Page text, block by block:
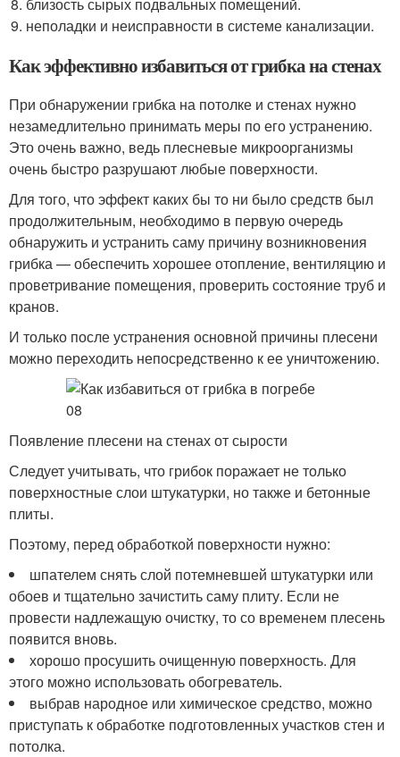
неполадки и неисправности в системе канализации.
Как эффективно избавиться от грибка на стенах
При обнаружении грибка на потолке и стенах нужно
незамедлительно принимать меры по его устранению.
Это очень важно, ведь плесневые микроорганизмы
очень быстро разрушают любые поверхности.
Для того, что эффект каких бы то ни было средств был
продолжительным, необходимо в первую очередь
обнаружить и устранить саму причину возникновения
грибка — обеспечить хорошее отопление, вентиляцию и
проветривание помещения, проверить состояние труб и
кранов.
И только после устранения основной причины плесени
можно переходить непосредственно к ее уничтожению.
Появление плесени на стенах от сырости
Следует учитывать, что грибок поражает не только
поверхностные слои штукатурки, но также и бетонные
плиты.
Поэтому, перед обработкой поверхности нужно:
шпателем снять слой потемневшей штукатурки или
обоев и тщательно зачистить саму плиту. Если не
провести надлежащую очистку, то со временем плесень
появится вновь.
хорошо просушить очищенную поверхность. Для
этого можно использовать обогреватель.
выбрав народное или химическое средство, можно
приступать к обработке подготовленных участков стен и
потолка.